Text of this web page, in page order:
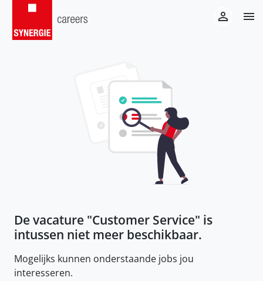
De vacature "Customer Service" is
intussen niet meer beschikbaar.
Mogelijks kunnen onderstaande jobs jou
interesseren.